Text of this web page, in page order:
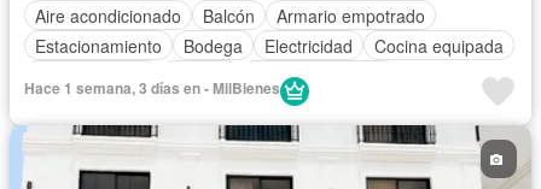
Aire acondicionado
Balcón
Armario empotrado
Estacionamiento
Bodega Electricidad
Cocina equipada
Vista panorámica
Agua
Área para niños
Jardín Garita de guardianía
Gimnasio
Seguridad
Piscina Parcialmente amoblado
Hace 1 semana, 3 días en - MilBienes